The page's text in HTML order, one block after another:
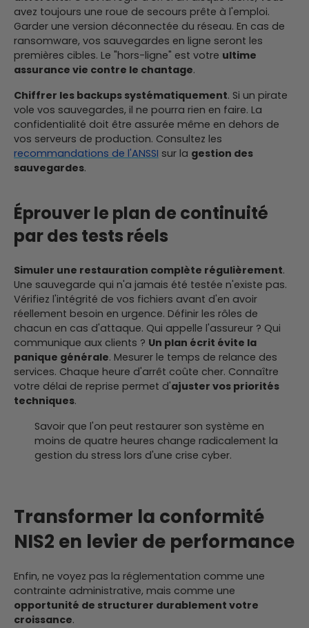
avez toujours une roue de secours prête à l'emploi.
Garder une version déconnectée du réseau. En cas de
ransomware, vos sauvegardes en ligne seront les
premières cibles. Le "hors-ligne" est votre ultime
assurance vie contre le chantage.
Chiffrer les backups systématiquement. Si un pirate
vole vos sauvegardes, il ne pourra rien en faire. La
confidentialité doit être assurée même en dehors de
vos serveurs de production. Consultez les
recommandations de l'ANSSI sur la gestion des
sauvegardes.
Éprouver le plan de continuité
par des tests réels
Simuler une restauration complète régulièrement.
Une sauvegarde qui n'a jamais été testée n'existe pas.
Vérifiez l'intégrité de vos fichiers avant d'en avoir
réellement besoin en urgence. Définir les rôles de
chacun en cas d'attaque. Qui appelle l'assureur ? Qui
communique aux clients ? Un plan écrit évite la
panique générale. Mesurer le temps de relance des
services. Chaque heure d'arrêt coûte cher. Connaître
votre délai de reprise permet d'ajuster vos priorités
techniques.
Savoir que l'on peut restaurer son système en
moins de quatre heures change radicalement la
gestion du stress lors d'une crise cyber.
Transformer la conformité
NIS2 en levier de performance
Enfin, ne voyez pas la réglementation comme une
contrainte administrative, mais comme une
opportunité de structurer durablement votre
croissance.